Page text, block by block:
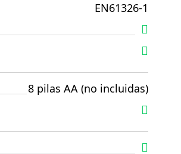
EN61326-1
8 pilas AA (no incluidas)